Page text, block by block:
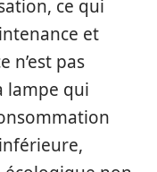
ce qui
et
n’est pas
lampe qui